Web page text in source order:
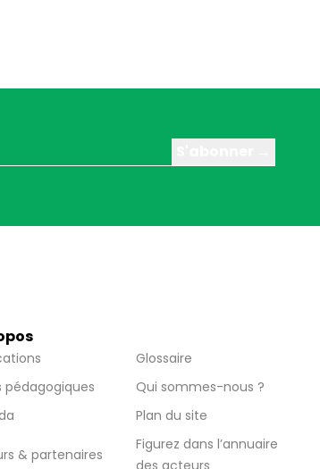
Glossaire
pédagogiques
Qui sommes-nous ?
Plan du site
& partenaires
Figurez dans l’annuaire
des acteurs